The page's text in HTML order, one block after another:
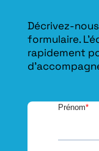
Décrivez-
formulaire.
rapidement